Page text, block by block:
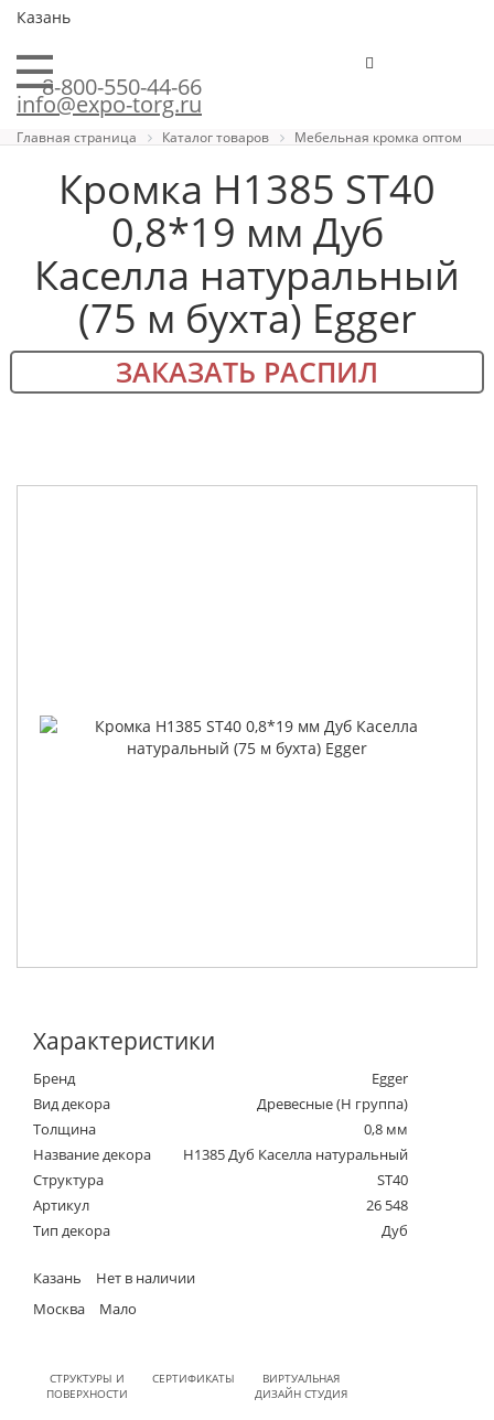
Казань
8-800-550-44-66
info@expo-torg.ru
Главная страница Каталог товаров Мебельная кромка оптом
Кромка H1385 ST40
0,8*19 мм Дуб
Каселла натуральный
(75 м бухта) Egger
ЗАКАЗАТЬ РАСПИЛ
Характеристики
Бренд
Egger
Вид декора
Древесные (Н группа)
Толщина
0,8 мм
Название декора
H1385 Дуб Каселла натуральный
Структура
ST40
Артикул
26 548
Тип декора
Дуб
Казань
Нет в наличии
Москва
Мало
СТРУКТУРЫ И
ПОВЕРХНОСТИ
СЕРТИФИКАТЫ
ВИРТУАЛЬНАЯ
ДИЗАЙН СТУДИЯ